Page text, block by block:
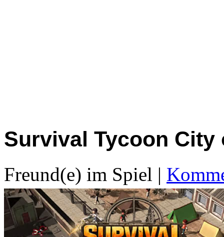
Survival Tycoon City
Freund(e) im Spiel |